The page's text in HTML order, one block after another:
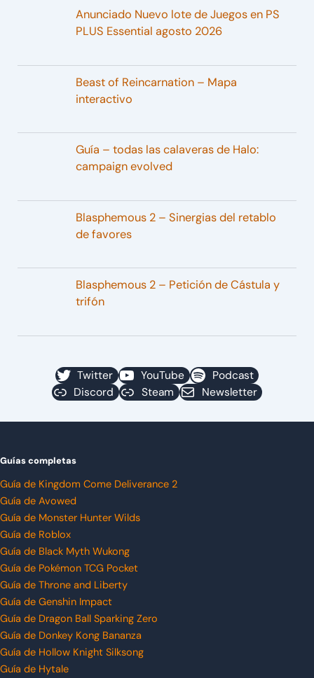
Anunciado Nuevo lote de Juegos en PS
PLUS Essential agosto 2026
Beast of Reincarnation – Mapa
interactivo
Guía – todas las calaveras de Halo:
campaign evolved
Blasphemous 2 – Sinergias del retablo
de favores
Blasphemous 2 – Petición de Cástula y
trifón
Twitter YouTube
Podcast
Discord
Steam Newsletter
Guías completas
Guía de Kingdom Come Deliverance 2
Guía de Avowed
Guía de Monster Hunter Wilds
Guía de Roblox
Guía de Black Myth Wukong
Guía de Pokémon TCG Pocket
Guía de Throne and Liberty
Guía de Genshin Impact
Guía de Dragon Ball Sparking Zero
Guía de Donkey Kong Bananza
Guía de Hollow Knight Silksong
Guía de Hytale